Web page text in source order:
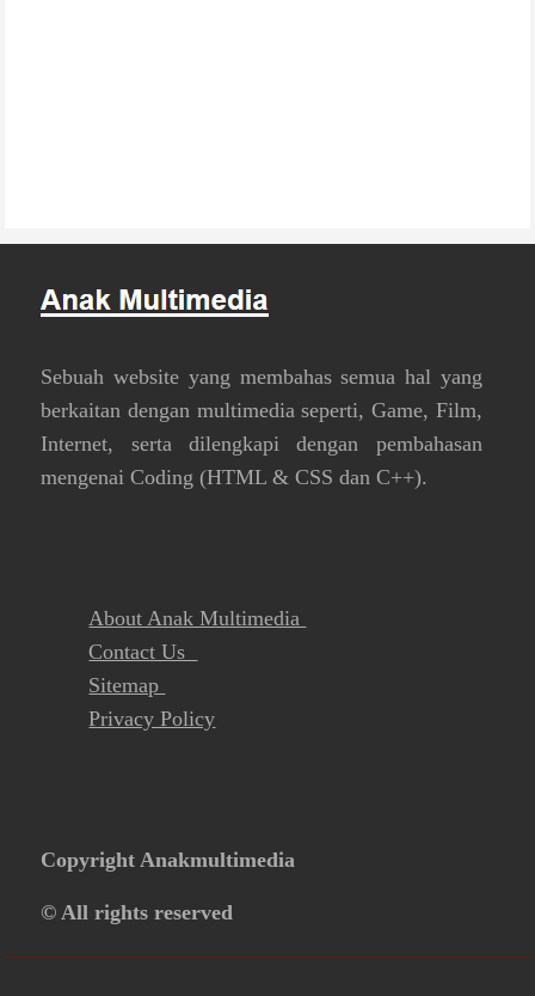
Sebuah website yang membahas semua hal yang
berkaitan dengan multimedia seperti, Game, Film,
Internet, serta dilengkapi dengan pembahasan
mengenai Coding (HTML & CSS dan C++).
About Anak Multimedia
Contact Us
Sitemap
Privacy Policy
Copyright Anakmultimedia
© All rights reserved